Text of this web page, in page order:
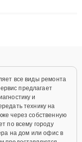
все виды ремонта
предлагает
и
технику на
через собственную
по всему городу
на дом или офис в